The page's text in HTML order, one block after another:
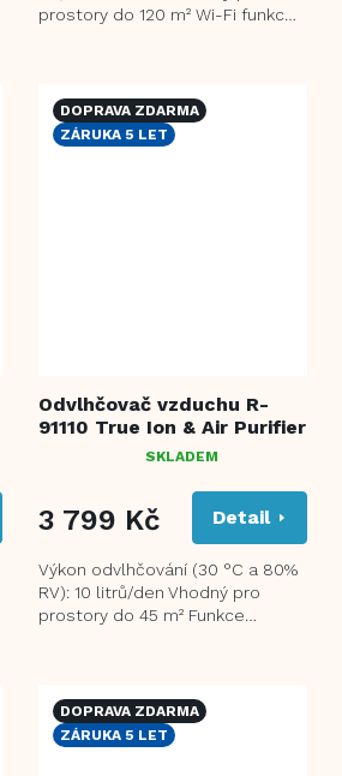
prostory do 120 m² Wi-Fi funkce
DOPRAVA ZDARMA
ZÁRUKA 5 LET
Odvlhčovač vzduchu R-
91110 True Ion & Air Purifier
PRODUKTU
JE
Z
5
HVĚZDIČEK.
SKLADEM
3 799 Kč Detail
Výkon odvlhčování (30 °C a 80%
RV): 10 litrů/den Vhodný pro
prostory do 45 m² Funkce
DOPRAVA ZDARMA
ZÁRUKA 5 LET